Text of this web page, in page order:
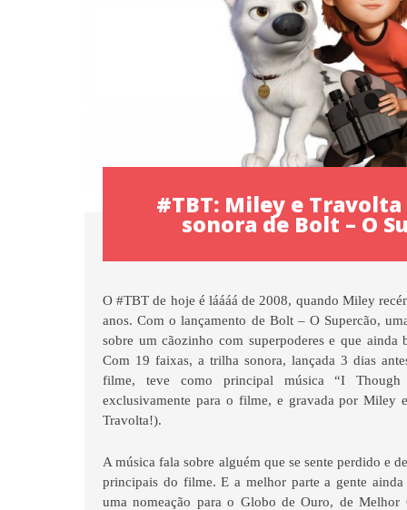
#TBT: Miley e
sonora de Bolt – O
O #TBT de hoje é láááá de 2008, quando Miley
anos. Com o lançamento de Bolt – O Supercão,
sobre um cãozinho com superpoderes e que ainda
Com 19 faixas, a trilha sonora, lançada 3 dias
filme, teve como principal música “I
exclusivamente para o filme, e gravada por Miley
Travolta!).
A música fala sobre alguém que se sente perdido e
principais do filme. E a melhor parte a gente
uma nomeação para o Globo de Ouro, de Melhor